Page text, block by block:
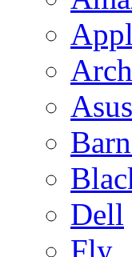
Asus
Dell
Fly